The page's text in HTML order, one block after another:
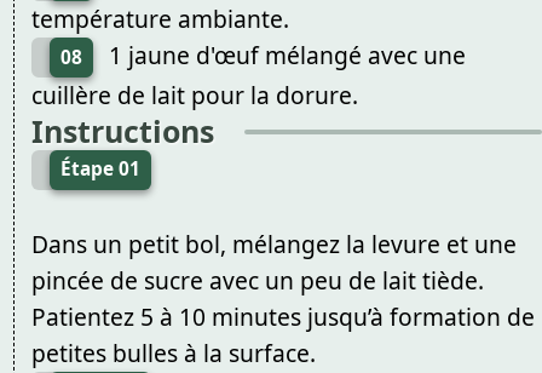
température ambiante.
08
1 jaune d'œuf mélangé avec une
cuillère de lait pour la dorure.
Instructions
Étape 01
Dans un petit bol, mélangez la levure et une
pincée de sucre avec un peu de lait tiède.
Patientez 5 à 10 minutes jusqu’à formation de
petites bulles à la surface.